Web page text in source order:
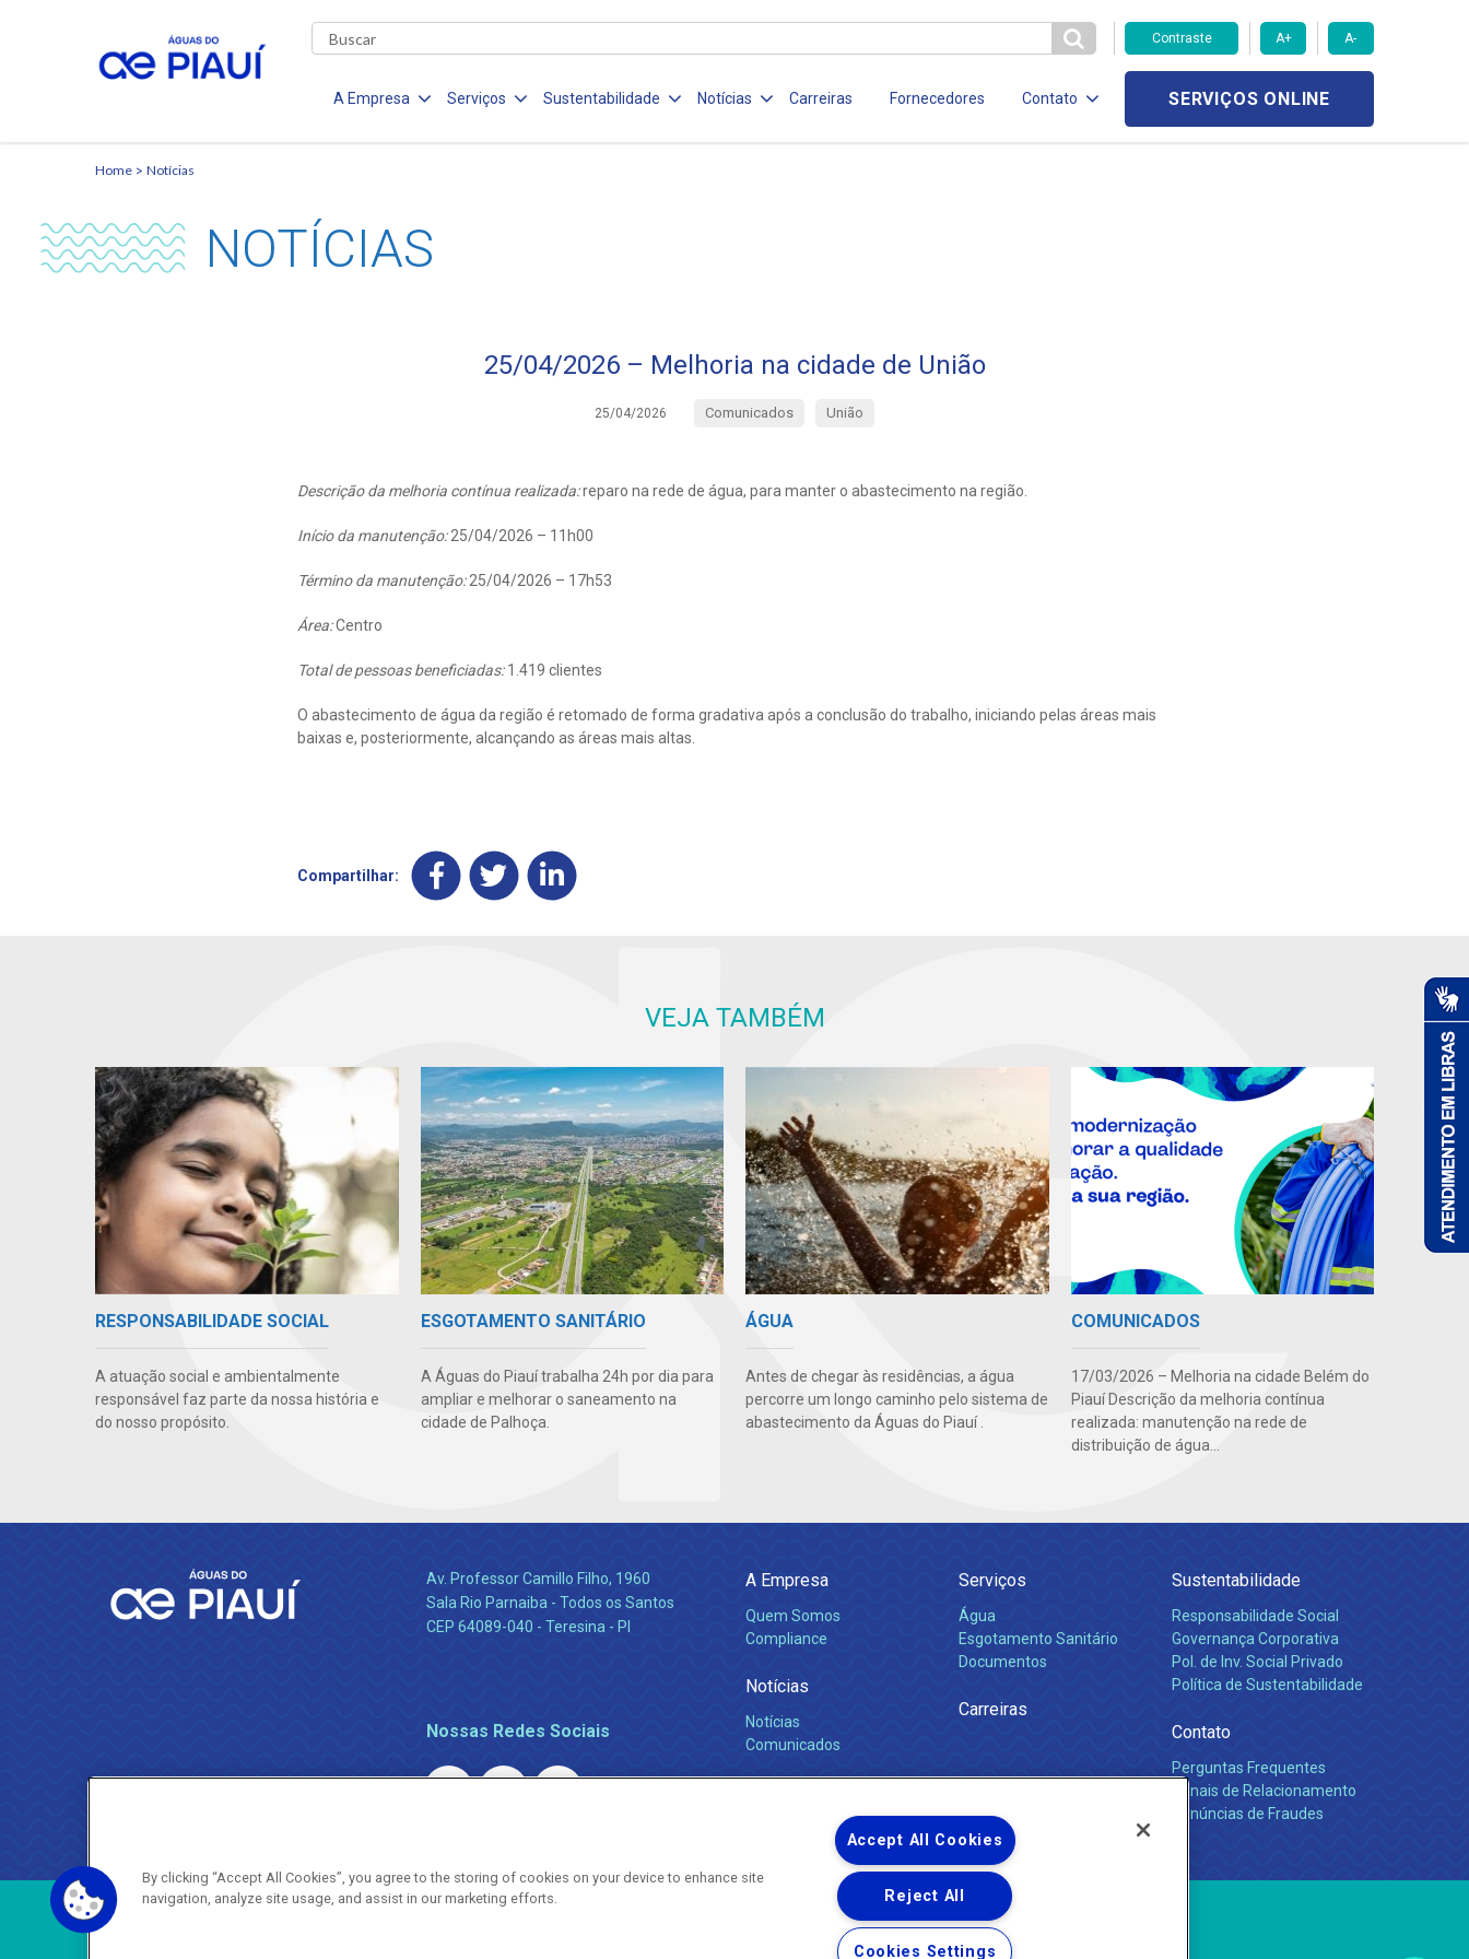
Contraste A+ A-
A Empresa Serviços Sustentabilidade Notícias Carreiras Fornecedores Contato SERVIÇOS ONLINE
Home Notícias
NOTÍCIAS
25/04/2026 – Melhoria na cidade de União
25/04/2026 Comunicados União
Descrição da melhoria contínua realizada:reparo na rede de água, para manter o abastecimento na região.
Início da manutenção:25/04/2026 – 11h00
Término da manutenção:25/04/2026 – 17h53
Área:Centro
Total de pessoas beneficiadas:1.419 clientes
O abastecimento de água da região é retomado de forma gradativa após a conclusão do trabalho, iniciando pelas áreas mais
baixas e, posteriormente, alcançando as áreas mais altas.
Compartilhar:
VEJA TAMBÉM
RESPONSABILIDADE SOCIAL
A atuação social e ambientalmente
responsável faz parte da nossa história e
do nosso propósito.
ESGOTAMENTO SANITÁRIO
A Águas do Piauí trabalha 24h por dia para
ampliar e melhorar o saneamento na
cidade de Palhoça.
ÁGUA
Antes de chegar às residências, a água
percorre um longo caminho pelo sistema de
abastecimento da Águas do Piauí .
COMUNICADOS
17/03/2026 – Melhoria na cidade Belém do
Piauí Descrição da melhoria contínua
realizada: manutenção na rede de
distribuição de água...
Av. Professor Camillo Filho, 1960
Sala Rio Parnaiba - Todos os Santos
CEP 64089-040 - Teresina - PI
Nossas Redes Sociais
A Empresa
Quem Somos
Compliance
Notícias
Notícias
Comunicados
Serviços
Água
Esgotamento Sanitário
Documentos
Carreiras
Sustentabilidade
Responsabilidade Social
Governança Corporativa
Pol. de Inv. Social Privado
Política de Sustentabilidade
Contato
Perguntas Frequentes
Canais de Relacionamento
Denúncias de Fraudes
Copyright ® 2026 - Todos os Direitos Reservados.
By clicking “Accept All Cookies”, you agree to the storing of cookies on your device to enhance site
navigation, analyze site usage, and assist in our marketing efforts.
Accept All Cookies
Reject All
Cookies Settings